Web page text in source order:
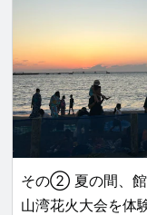
祭りの屋台も夢
フルで香りも豊か
たこ焼きの屋台が
た。店主の方はと
く接してくれて、
笑顔になり、その
れられない思い出
その② 夏の間、館
山湾花火大会を体